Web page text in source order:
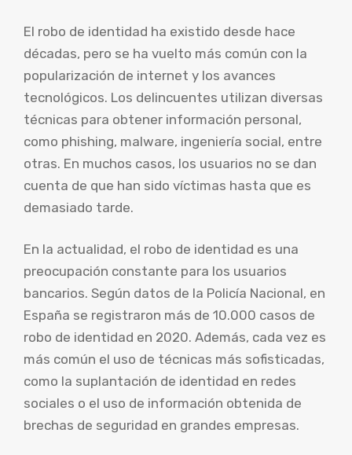
El robo de identidad ha existido desde hace
décadas, pero se ha vuelto más común con la
popularización de internet y los avances
tecnológicos. Los delincuentes utilizan diversas
técnicas para obtener información personal,
como phishing, malware, ingeniería social, entre
otras. En muchos casos, los usuarios no se dan
cuenta de que han sido víctimas hasta que es
demasiado tarde.
En la actualidad, el robo de identidad es una
preocupación constante para los usuarios
bancarios. Según datos de la Policía Nacional, en
España se registraron más de 10.000 casos de
robo de identidad en 2020. Además, cada vez es
más común el uso de técnicas más sofisticadas,
como la suplantación de identidad en redes
sociales o el uso de información obtenida de
brechas de seguridad en grandes empresas.